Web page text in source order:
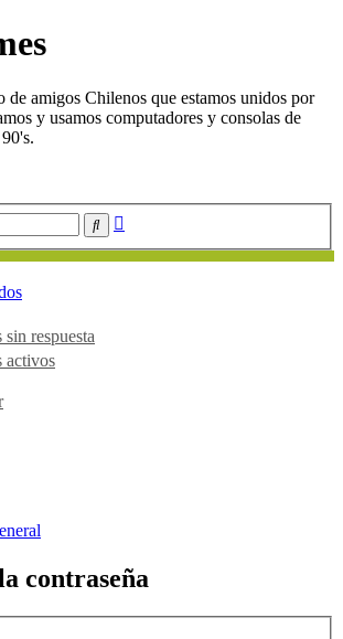
de amigos Chilenos que estamos unidos por
y usamos computadores y consolas de
Buscar
sin respuesta
activos
contraseña